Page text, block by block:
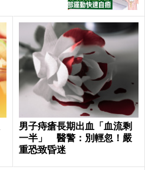
男子痔瘡長期出血「血流剩
一半」 醫警：別輕忽！嚴
重恐致昏迷